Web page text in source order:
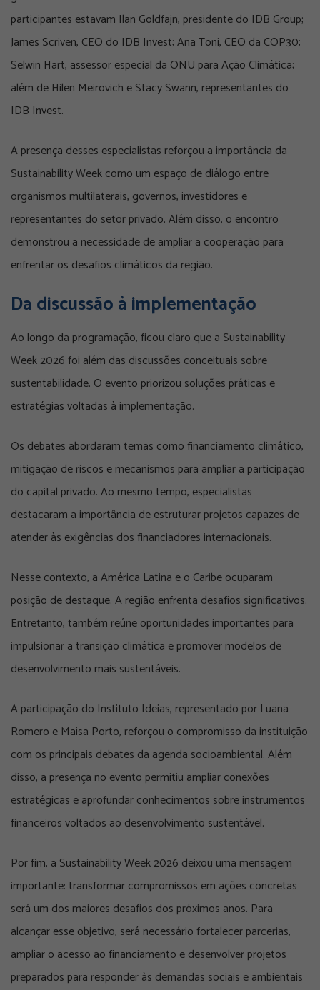
participantes estavam Ilan Goldfajn, presidente do IDB Group;
James Scriven, CEO do IDB Invest; Ana Toni, CEO da COP30;
Selwin Hart, assessor especial da ONU para Ação Climática;
além de Hilen Meirovich e Stacy Swann, representantes do
IDB Invest.
A presença desses especialistas reforçou a importância da
Sustainability Week como um espaço de diálogo entre
organismos multilaterais, governos, investidores e
representantes do setor privado. Além disso, o encontro
demonstrou a necessidade de ampliar a cooperação para
enfrentar os desafios climáticos da região.
Da discussão à implementação
Ao longo da programação, ficou claro que a Sustainability
Week 2026 foi além das discussões conceituais sobre
sustentabilidade. O evento priorizou soluções práticas e
estratégias voltadas à implementação.
Os debates abordaram temas como financiamento climático,
mitigação de riscos e mecanismos para ampliar a participação
do capital privado. Ao mesmo tempo, especialistas
destacaram a importância de estruturar projetos capazes de
atender às exigências dos financiadores internacionais.
Nesse contexto, a América Latina e o Caribe ocuparam
posição de destaque. A região enfrenta desafios significativos.
Entretanto, também reúne oportunidades importantes para
impulsionar a transição climática e promover modelos de
desenvolvimento mais sustentáveis.
A participação do Instituto Ideias, representado por Luana
Romero e Maísa Porto, reforçou o compromisso da instituição
com os principais debates da agenda socioambiental. Além
disso, a presença no evento permitiu ampliar conexões
estratégicas e aprofundar conhecimentos sobre instrumentos
financeiros voltados ao desenvolvimento sustentável.
Por fim, a Sustainability Week 2026 deixou uma mensagem
importante: transformar compromissos em ações concretas
será um dos maiores desafios dos próximos anos. Para
alcançar esse objetivo, será necessário fortalecer parcerias,
ampliar o acesso ao financiamento e desenvolver projetos
preparados para responder às demandas sociais e ambientais